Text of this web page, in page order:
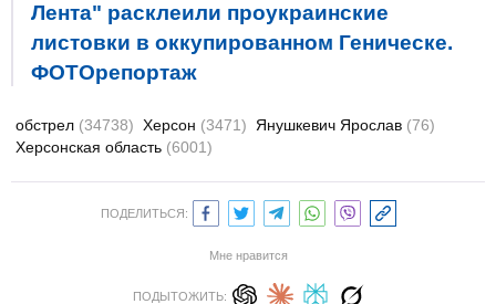
Лента" расклеили проукраинские
листовки в оккупированном Геническе.
ФОТОрепортаж
обстрел (34738) Херсон (3471) Янушкевич Ярослав (76)
Херсонская область (6001)
ПОДЕЛИТЬСЯ:
Мне нравится
ПОДЫТОЖИТЬ: